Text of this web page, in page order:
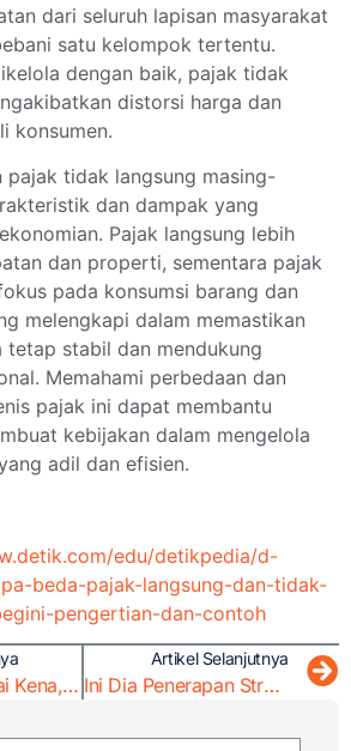
dari seluruh lapisan masyarakat
satu kelompok tertentu.
dengan baik, pajak tidak
distorsi harga dan
konsumen.
pajak tidak langsung masing-
dan dampak yang
Pajak langsung lebih
dan properti, sementara pajak
pada konsumsi barang dan
melengkapi dalam memastikan
tetap stabil dan mendukung
Memahami perbedaan dan
pajak ini dapat membantu
kebijakan dalam mengelola
adil dan efisien.
edu/detikpedia/d-
beda-pajak-langsung-dan-tidak-
pengertian-dan-contoh
Jangan Sampai Kena, Ini Tips Ampuh Menghindari Sanksi Pajak
Artikel Selanjutnya
Ini Dia Penerapan Strategi dalam Tax Planning